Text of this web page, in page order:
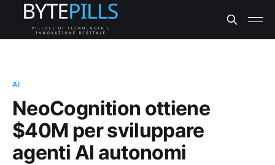
AI
NeoCognition ottiene
$40M per sviluppare
agenti AI autonomi